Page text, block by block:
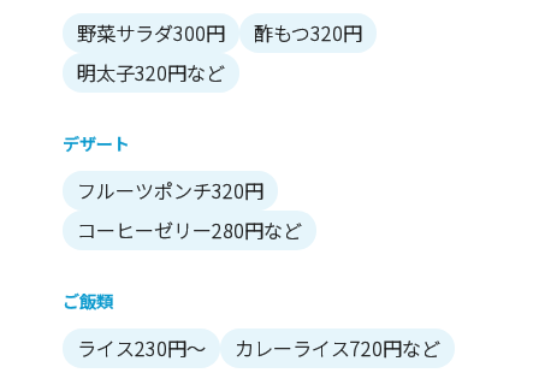
野菜サラダ300円
酢もつ320円
明太子320円など
デザート
フルーツポンチ320円
コーヒーゼリー280円など
ご飯類
ライス230円～ カレーライス720円など